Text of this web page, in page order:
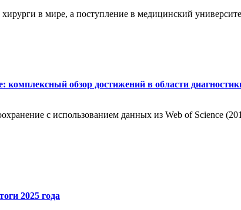
в мире, а поступление в медицинский
комплексный обзор достижений в области
с использованием данных из Web of Science
2025 года